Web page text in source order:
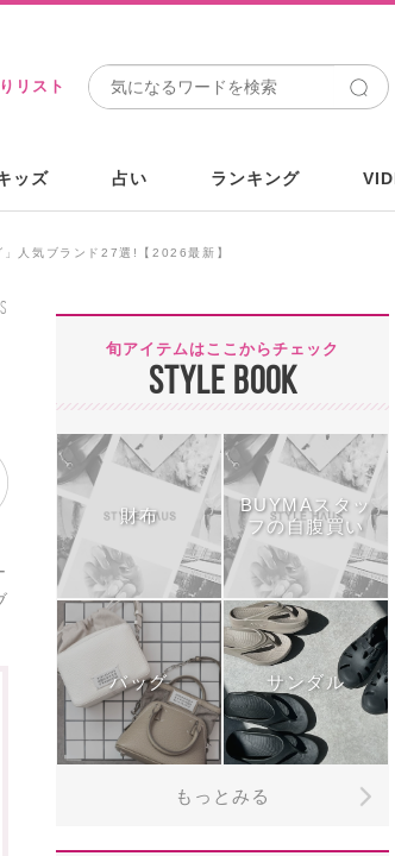
リスト
ッズ 占い ランキング
人気ブランド27選!【2026最新】
旬アイテムはここからチェック
STYLE BOOK
財布
BUYMAスタッ
フの自腹買い
バッグ サンダル
もっとみる